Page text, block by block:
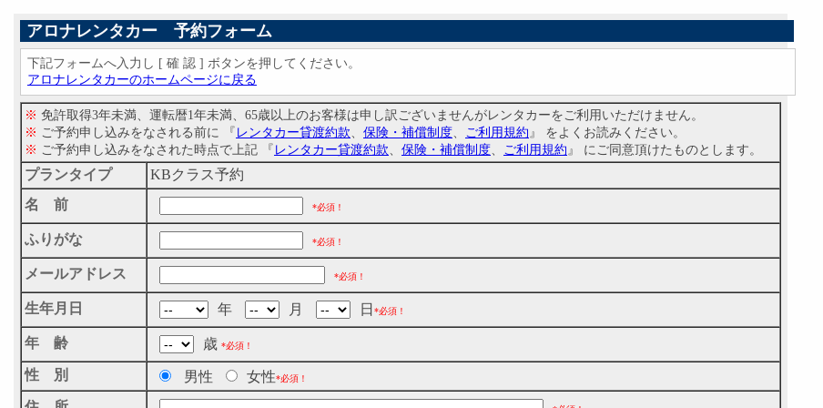
アロナレンタカー 予約フォーム
下記フォームへ入力し [ 確 認 ] ボタンを押してください。
アロナレンタカーのホームページに戻る
※ 免許取得3年未満、運転暦1年未満、65歳以上のお客様は申し訳ございませんがレンタカーをご利用いただけません。
※ ご予約申し込みをなされる前に 『レンタカー貸渡約款 保険・補償制度 ご利用規約 』 をよくお読みください。
※ ご予約申し込みをなされた時点で上記 『レンタカー貸渡約款 保険・補償制度 ご利用規約 』 にご同意頂けたものとします。
プランタイプ
KBクラス予約
名 前
*必須！
ふりがな *必須！
メールアドレス *必須！
生年月日 年 月 日 *必須！
年 齢 歳 *必須！
性 別 男性 女性*必須！